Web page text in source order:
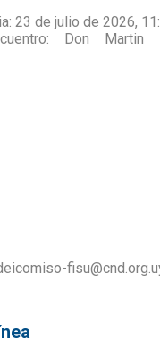
23 de julio de 2026,
Don Martin